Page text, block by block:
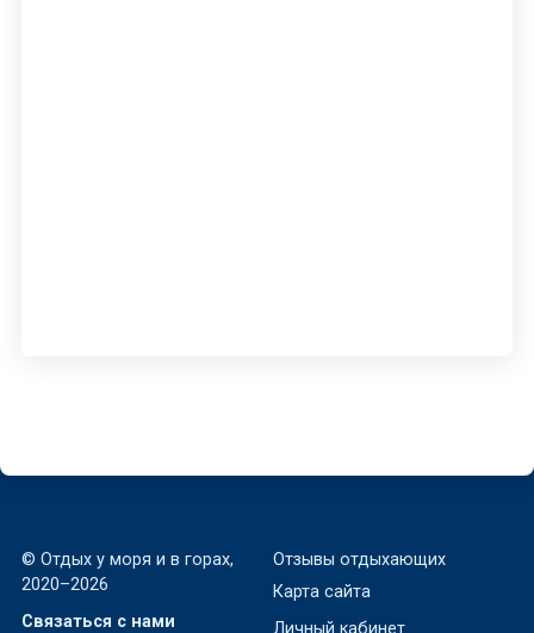
© Отдых у моря и в горах,
2020–2026
Связаться с нами
Отзывы отдыхающих
Карта сайта